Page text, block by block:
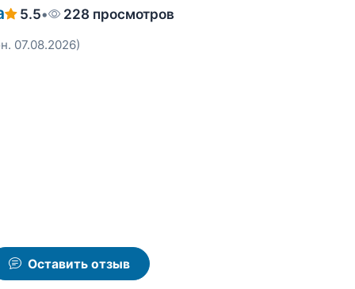
5.5• 228 просмотров
07.08.2026)
Оставить отзыв